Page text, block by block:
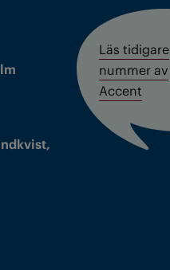
Läs tidigare
nummer av
Accent